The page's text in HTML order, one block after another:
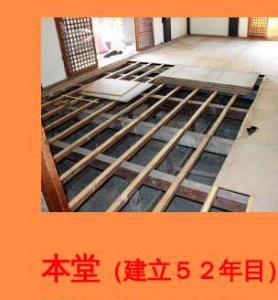
本堂（建立５２年目）